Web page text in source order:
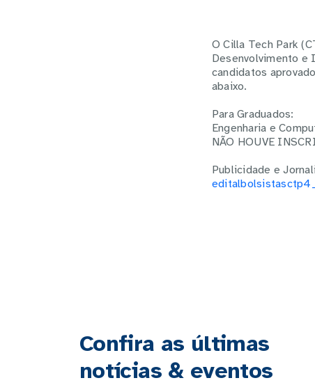
O Cilla Tech Park
Desenvolvimento e
candidatos
abaixo.
Para Graduados:
Engenharia e
NÃO HOUVE
Publicidade e
Confira as últimas
notícias & eventos